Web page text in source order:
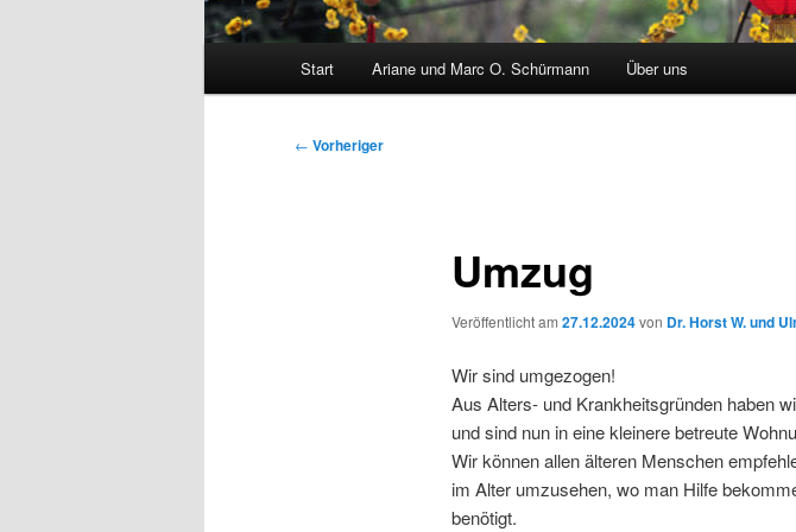
Start Ariane und Marc O. Schürmann Über uns
Beitragsnavigation
← Vorheriger
Umzug
Veröffentlicht am 27.12.2024von Dr. Horst W. und
Wir sind umgezogen!
Aus Alters- und Krankheitsgründen haben
und sind nun in eine kleinere betreute
Wir können allen älteren Menschen
im Alter umzusehen, wo man Hilfe
benötigt.